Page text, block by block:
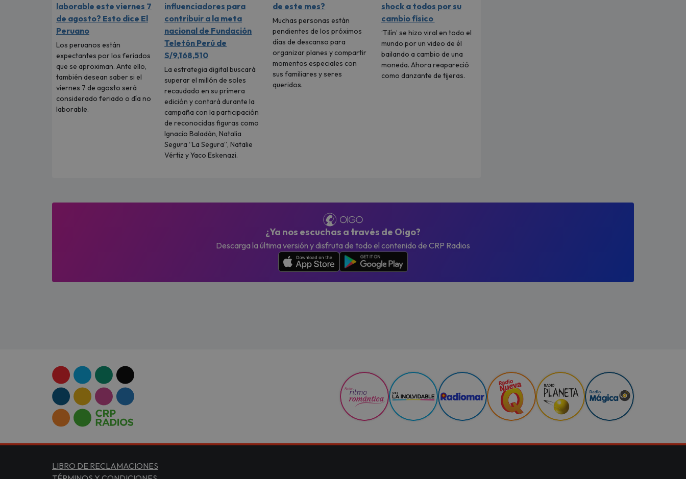
laborable este viernes 7
de agosto? Esto dice El
Peruano
Los peruanos están
expectantes por los feriados
que se aproximan. Ante ello,
también desean saber si el
viernes 7 de agosto será
considerado feriado o día no
laborable.
influenciadores para
contribuir a la meta
nacional de Fundación
Teletón Perú de
S/9,168,510
La estrategia digital buscará
superar el millón de soles
recaudado en su primera
edición y contará durante la
campaña con la participación
de reconocidas figuras como
Ignacio Baladán, Natalia
Segura “La Segura”, Natalie
Vértiz y Yaco Eskenazi.
de este mes?
Muchas personas están
pendientes de los próximos
días de descanso para
organizar planes y compartir
momentos especiales con
sus familiares y seres
queridos.
shock a todos por su
cambio físico
‘Tilín’ se hizo viral en todo el
mundo por un video de él
bailando a cambio de una
moneda. Ahora reapareció
como danzante de tijeras.
¿Ya nos escuchas a través de Oigo?
Descarga la última versión y disfruta de todo el contenido de CRP Radios
LIBRO DE RECLAMACIONES